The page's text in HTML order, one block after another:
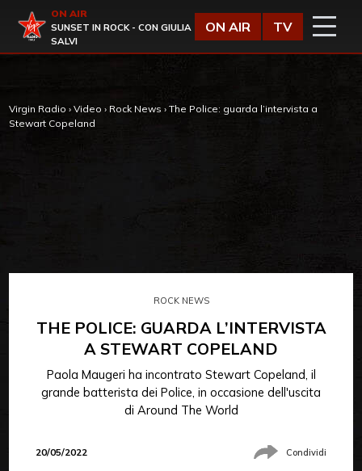
Virgin Radio
ON AIR
SUNSET IN ROCK - CON GIULIA
SALVI
ON AIR TV
Virgin Radio › Video › Rock News › The Police: guarda l’intervista a
Stewart Copeland
ROCK NEWS
THE POLICE: GUARDA L’INTERVISTA
A STEWART COPELAND
Paola Maugeri ha incontrato Stewart Copeland, il
grande batterista dei Police, in occasione dell'uscita
di Around The World
20/05/2022 Condividi